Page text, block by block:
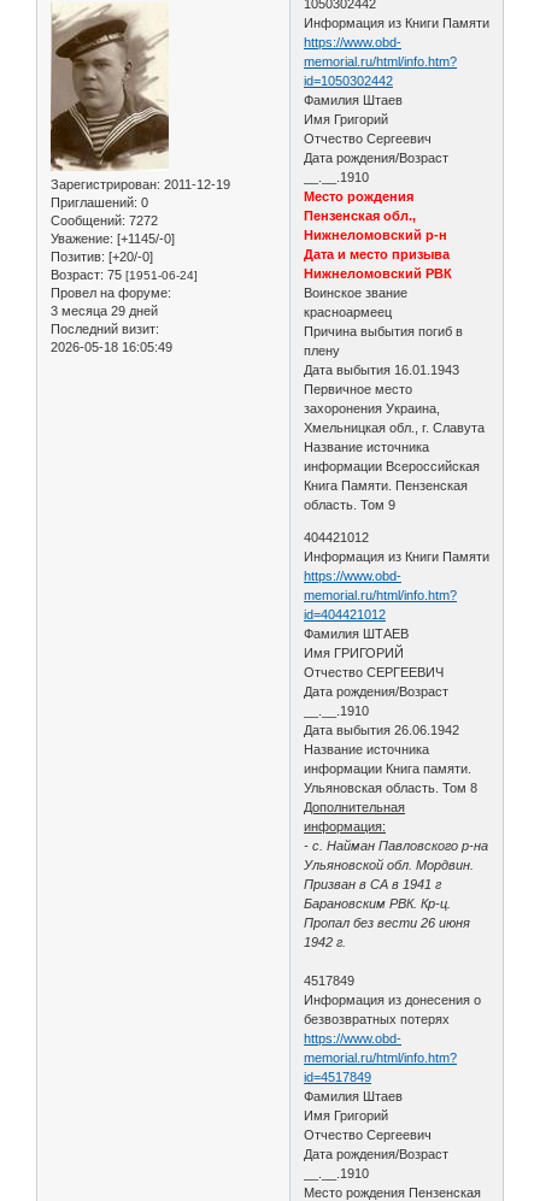
Зарегистрирован: 2011-12-19
Приглашений: 0
Сообщений: 7272
Уважение: [+1145/-0]
Позитив: [+20/-0]
Возраст: 75 [1951-06-24]
Провел на форуме:
3 месяца 29 дней
Последний визит:
2026-05-18 16:05:49
1050302442
Информация из Книги Памяти
https://www.obd-
memorial.ru/html/info.htm?
id=1050302442
Фамилия Штаев
Имя Григорий
Отчество Сергеевич
Дата рождения/Возраст
__.__.1910
Место рождения
Пензенская обл.,
Нижнеломовский р-н
Дата и место призыва
Нижнеломовский РВК
Воинское звание
красноармеец
Причина выбытия погиб в
плену
Дата выбытия 16.01.1943
Первичное место
захоронения Украина,
Хмельницкая обл., г. Славута
Название источника
информации Всероссийская
Книга Памяти. Пензенская
область. Том 9
404421012
Информация из Книги Памяти
https://www.obd-
memorial.ru/html/info.htm?
id=404421012
Фамилия ШТАЕВ
Имя ГРИГОРИЙ
Отчество СЕРГЕЕВИЧ
Дата рождения/Возраст
__.__.1910
Дата выбытия 26.06.1942
Название источника
информации Книга памяти.
Ульяновская область. Том 8
Дополнительная
информация:
- с. Найман Павловского р-на
Ульяновской обл. Мордвин.
Призван в СА в 1941 г
Барановским РВК. Кр-ц.
Пропал без вести 26 июня
1942 г.
4517849
Информация из донесения о
безвозвратных потерях
https://www.obd-
memorial.ru/html/info.htm?
id=4517849
Фамилия Штаев
Имя Григорий
Отчество Сергеевич
Дата рождения/Возраст
__.__.1910
Место рождения Пензенская